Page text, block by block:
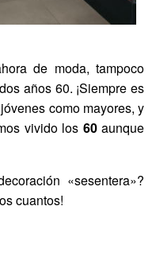
de moda, tampoco
años 60. ¡Siempre es
como mayores, y
vivido los 60aunque
«sesentera»?
cuantos!